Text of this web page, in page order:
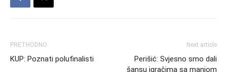
PRETHODNO
KUP: Poznati polufinalisti
Next article
Perišić: Svjesno smo dali
šansu igračima sa manjom